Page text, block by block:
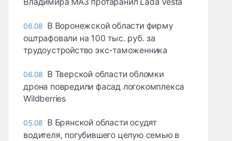
06.08 В Воронежской области фирму
оштрафовали на 100 тыс. руб. за
трудоустройство экс-таможенника
06.08 В Тверской области обломки
дрона повредили фасад логокомплекса
Wildberries
05.08 В Брянской области осудят
водителя, погубившего целую семью в